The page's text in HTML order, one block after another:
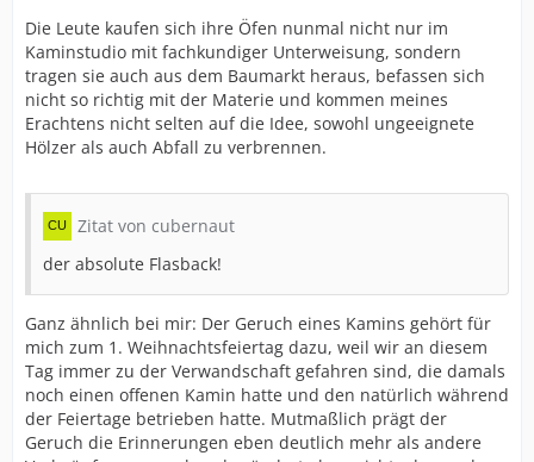
Die Leute kaufen sich ihre Öfen nunmal nicht nur im
Kaminstudio mit fachkundiger Unterweisung, sondern
tragen sie auch aus dem Baumarkt heraus, befassen sich
nicht so richtig mit der Materie und kommen meines
Erachtens nicht selten auf die Idee, sowohl ungeeignete
Hölzer als auch Abfall zu verbrennen.
Zitat von cubernaut
der absolute Flasback!
Ganz ähnlich bei mir: Der Geruch eines Kamins gehört für
mich zum 1. Weihnachtsfeiertag dazu, weil wir an diesem
Tag immer zu der Verwandschaft gefahren sind, die damals
noch einen offenen Kamin hatte und den natürlich während
der Feiertage betrieben hatte. Mutmaßlich prägt der
Geruch die Erinnerungen eben deutlich mehr als andere